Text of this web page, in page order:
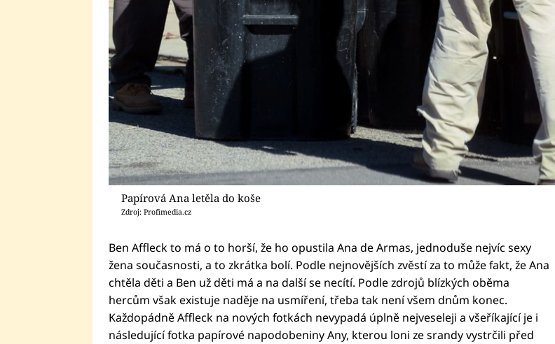
Papírová Ana letěla do koše
Zdroj: Profimedia.cz
Ben Affleck to má o to horší, že ho opustila Ana de Armas, jednoduše nejvíc sexy
žena současnosti, a to zkrátka bolí. Podle nejnovějších zvěstí za to může fakt, že Ana
chtěla děti a Ben už děti má a na další se necítí. Podle zdrojů blízkých oběma
hercům však existuje naděje na usmíření, třeba tak není všem dnům konec.
Každopádně Affleck na nových fotkách nevypadá úplně nejveseleji a všeříkající je i
následující fotka papírové napodobeniny Any, kterou loni ze srandy vystrčili před